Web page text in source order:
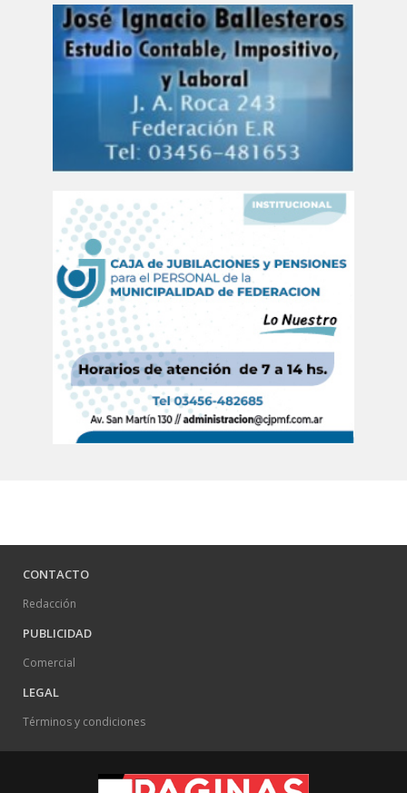
CONTACTO
Redacción
PUBLICIDAD
Comercial
LEGAL
Términos y condiciones